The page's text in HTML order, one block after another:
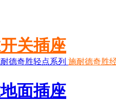
关插座
德奇胜轻点系列 施耐德奇胜
面插座